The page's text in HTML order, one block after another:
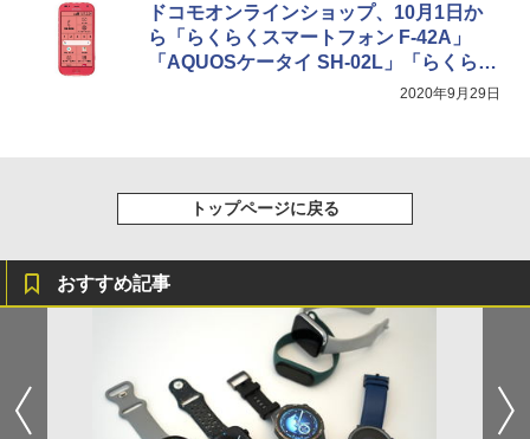
ドコモオンラインショップ、10月1日か
ら「らくらくスマートフォン F-42A」
「AQUOSケータイ SH-02L」「らくらく
2020年9月29日
トップページに戻る
おすすめ記事